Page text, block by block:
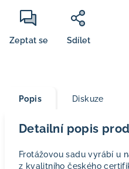
Zeptat se Sdílet
Popis Diskuze
Detailní popis
Frotážovou sadu vyrábí u
z kvalitního českého